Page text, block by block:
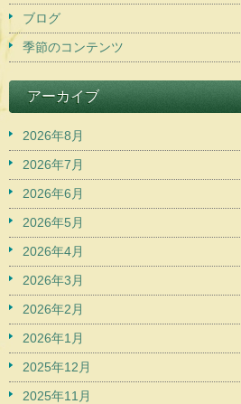
ブログ
季節のコンテンツ
アーカイブ
2026年8月
2026年7月
2026年6月
2026年5月
2026年4月
2026年3月
2026年2月
2026年1月
2025年12月
2025年11月